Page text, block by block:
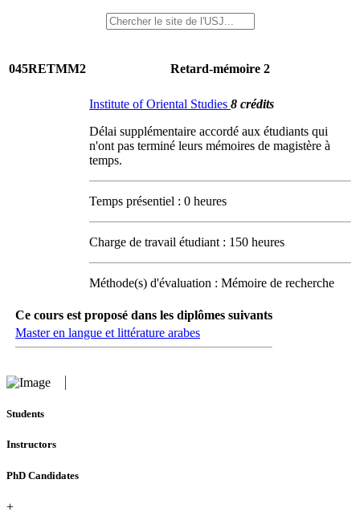
045RETMM2 Retard-mémoire 2
Institute of Oriental Studies 8 crédits
Délai supplémentaire accordé aux étudiants qui
n'ont pas terminé leurs mémoires de magistère à
temps.
Temps présentiel : 0 heures
Charge de travail étudiant : 150 heures
Méthode(s) d'évaluation : Mémoire de recherche
Ce cours est proposé dans les diplômes suivants
Master en langue et littérature arabes
Students
Instructors
PhD Candidates
+